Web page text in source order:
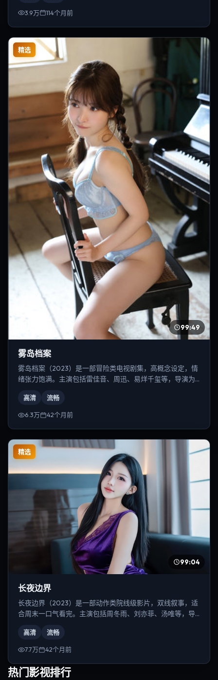
3.9万 114个月前
精选
99:49
雾岛档案
雾岛档案（2023）是一部冒险类电视剧集，高概念设定，情
绪张力饱满。主演包括雷佳音、周迅、易烊千玺等，导演为
高清 流畅
6.3万 42个月前
精选
99:04
长夜边界
长夜边界（2023）是一部动作类院线级影片，双线叙事，适
合周末一口气看完。主演包括周冬雨、刘亦菲、汤唯等，导
高清 流畅
7.7万 42个月前
热门影视排行